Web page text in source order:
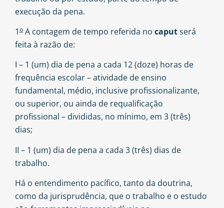
execução da pena.
1o A contagem de tempo referida no caputserá
feita à razão de:
I – 1 (um) dia de pena a cada 12 (doze) horas de
frequência escolar – atividade de ensino
fundamental, médio, inclusive profissionalizante,
ou superior, ou ainda de requalificação
profissional – divididas, no mínimo, em 3 (três)
dias;
II – 1 (um) dia de pena a cada 3 (três) dias de
trabalho.
Há o entendimento pacífico, tanto da doutrina,
como da jurisprudência, que o trabalho e o estudo